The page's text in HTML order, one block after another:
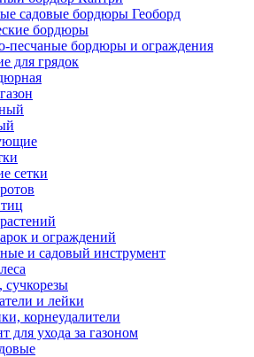
садовые бордюры Геоборд
бордюры
песчаные бордюры и ограждения
для грядок
сетки
и ограждений
и садовый инструмент
сучкорезы
и лейки
корнеудалители
для ухода за газоном